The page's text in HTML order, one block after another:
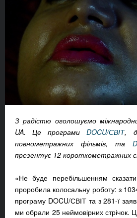
З радістю оголошуємо
UA. Це програмиDOCU/СВІТ,
повнометражних фільмів, та
презентує 12 короткометражних
«Не буде перебільшенням
проробила колосальну роботу: з
програму DOCU/СВІТ та з 281-ї
ми обрали 25 неймовірних стрічок.